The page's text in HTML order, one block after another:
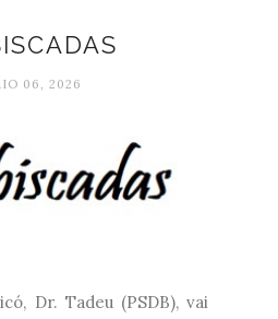
06, 2026
Dr. Tadeu (PSDB), vai